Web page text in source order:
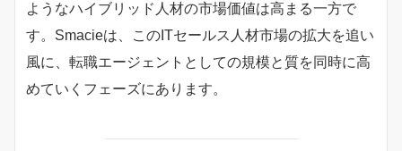
ようなハイブリッド人材の市場価値は高まる一方で
す。Smacieは、このITセールス人材市場の拡大を追い
風に、転職エージェントとしての規模と質を同時に高
めていくフェーズにあります。